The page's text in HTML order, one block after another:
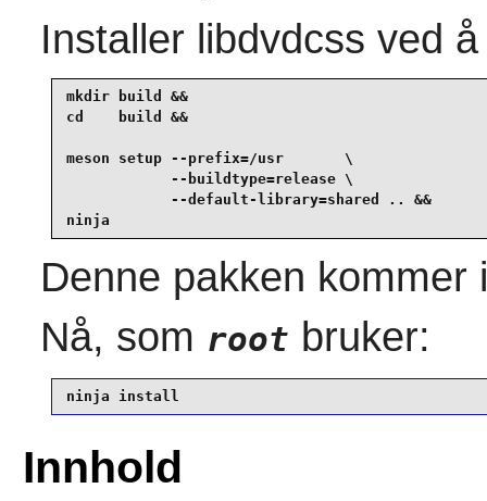
Installer libdvdcss ved
mkdir build &&
cd    build &&
meson setup --prefix=/usr       \
            --buildtype=release \
            --default-library=shared .. &&
ninja
Denne pakken
Nå, som root bruker:
ninja install
Innhold